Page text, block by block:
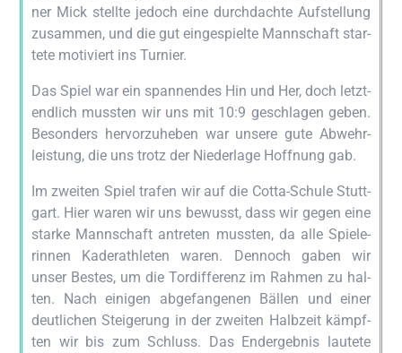
ner Mick stell­te jedoch eine durch­dach­te Auf­stel­lung
zusam­men, und die gut ein­ge­spiel­te Mann­schaft star­
te­te moti­viert ins Turnier.
Das Spiel war ein span­nen­des Hin und Her, doch letzt­
end­lich muss­ten wir uns mit 10:9 geschla­gen geben.
Beson­ders her­vor­zu­he­ben war unse­re gute Abwehr­
leis­tung, die uns trotz der Nie­der­la­ge Hoff­nung gab.
Im zwei­ten Spiel tra­fen wir auf die Cot­ta-Schu­le Stutt­
gart. Hier waren wir uns bewusst, dass wir gegen eine
star­ke Mann­schaft antre­ten muss­ten, da alle Spie­le­
rin­nen Kader­ath­le­ten waren. Den­noch gaben wir
unser Bes­tes, um die Tor­dif­fe­renz im Rah­men zu hal­
ten. Nach eini­gen abge­fan­ge­nen Bäl­len und einer
deut­li­chen Stei­ge­rung in der zwei­ten Halb­zeit kämpf­
ten wir bis zum Schluss. Das End­ergeb­nis lau­te­te